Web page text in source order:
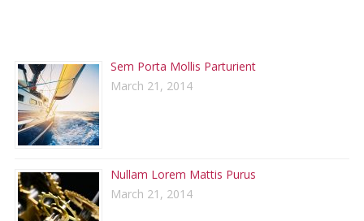
Sem Porta Mollis Parturient
March 21, 2014
Nullam Lorem Mattis Purus
March 21, 2014